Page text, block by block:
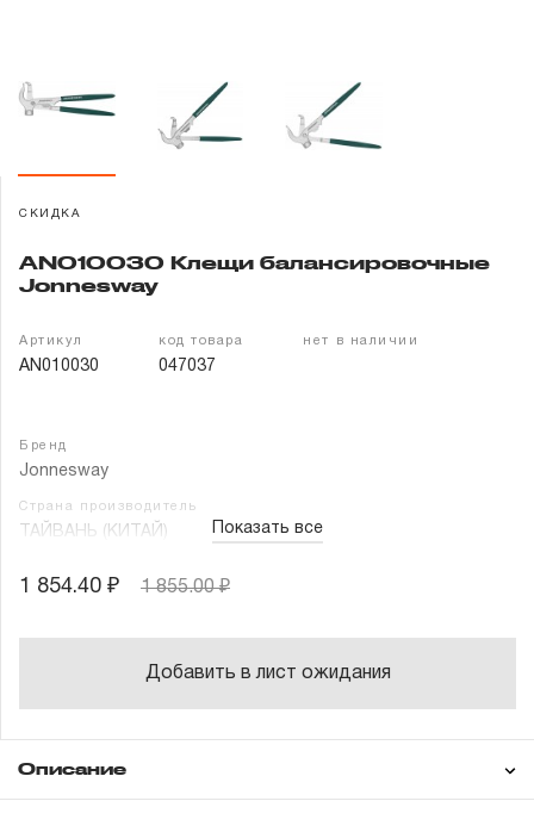
Доставка и оплата
Партнерам
СКИДКА
AN010030 Клещи балансировочные
Jonnesway
Артикул
AN010030
код товара
047037
нет в наличии
Бренд
Jonnesway
Страна производитель
ТАЙВАНЬ (КИТАЙ) Показать все
1 854.40 ₽ 1 855.00 ₽
Добавить в лист ожидания
Описание